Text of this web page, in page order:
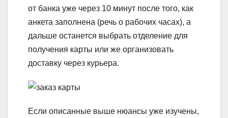
от банка уже через 10 минут после того, как
анкета заполнена (речь о рабочих часах), а
дальше останется выбрать отделение для
получения карты или же организовать
доставку через курьера.
Если описанные выше нюансы уже изучены,